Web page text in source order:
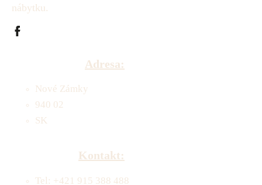
nábytku.
Adresa:
Nové Zámky
940 02
SK
Kontakt:
Tel: +421 915 388 488